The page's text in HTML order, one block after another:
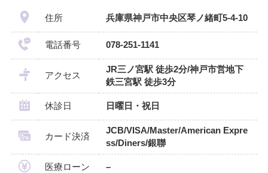
住所 兵庫県神戸市中央区琴ノ緒町5-4-10
電話番号 078-251-1141
アクセス
JR三ノ宮駅 徒歩2分/神戸市営地下
鉄三宮駅 徒歩3分
休診日 日曜日・祝日
カード決済
JCB/VISA/Master/American Expre
ss/Diners/銀聯
医療ローン –